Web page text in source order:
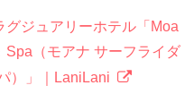
ジュアリーホテル「Moa
Spa（モアナ サーフライダ
）」｜LaniLani